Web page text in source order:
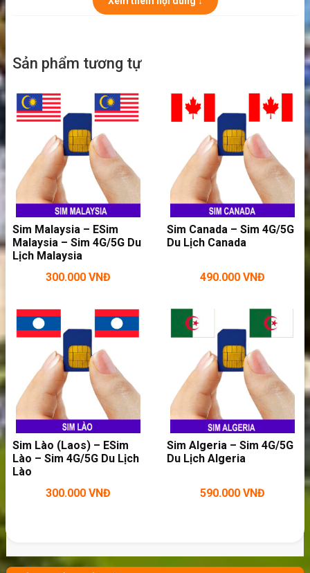
>>>Bạn cần sử dụng Internet nhiều
trong chuyến du lịch thì hãy: thuê wifi du
lịch
Sim Uzbekistan – ESim Uzbekistan – Sim
4G/5G Du Lịch Uzbekistan
Sim Gotland – ESim Gotland – Sim 4G/5G Du
Lịch Gotland
Lịch Campuchia
Sản phẩm tương tự
Sim Malaysia – ESim
Malaysia – Sim 4G/5G Du
Lịch Malaysia
300.000 VNĐ
Sim Canada – Sim 4G/5G
Du Lịch Canada
490.000 VNĐ
Sim Lào (Laos) – ESim
Lào – Sim 4G/5G Du Lịch
Lào
300.000 VNĐ
Sim Algeria – Sim 4G/5G
Du Lịch Algeria
590.000 VNĐ